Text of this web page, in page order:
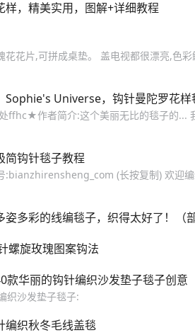
样，精美实用，图解+详细教程
花花片,可拼成桌垫。 盖电视都很漂亮,色
Sophie's Universe，钩针曼陀罗花样
ffhc★作者简介:这个美丽无比的毯子的...
简钩针毯子教程
:bianzhirensheng_com (长按复制) 欢迎
姿多彩的线编毯子，织得太好了！（
螺旋玫瑰图案钩法
款华丽的钩针编织沙发垫子毯子创意
织沙发垫子毯子:
编织秋冬毛线盖毯